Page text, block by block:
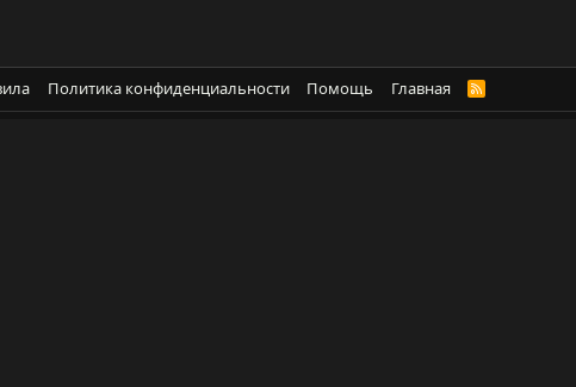
Политика конфиденциальности Помощь Главная
R